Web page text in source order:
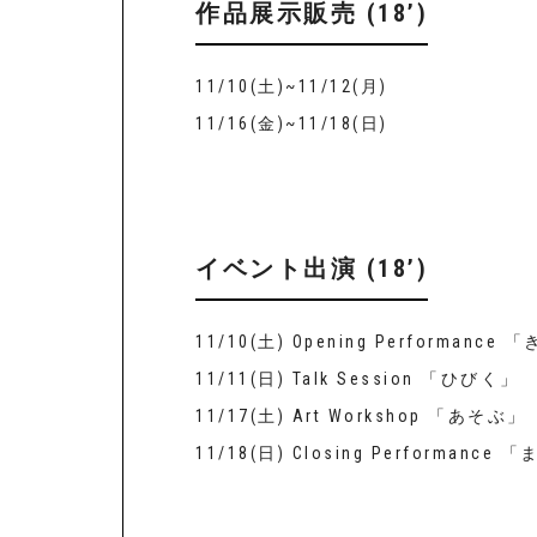
作品展示販売 (18’)
11/10(土)~11/12(月)
11/16(金)~11/18(日)
イベント出演 (18’)
11/10(土) Opening Performance 「き
11/11(日) Talk Session 「ひびく」
11/17(土) Art Workshop 「あそぶ」
11/18(日) Closing Performance 「ま